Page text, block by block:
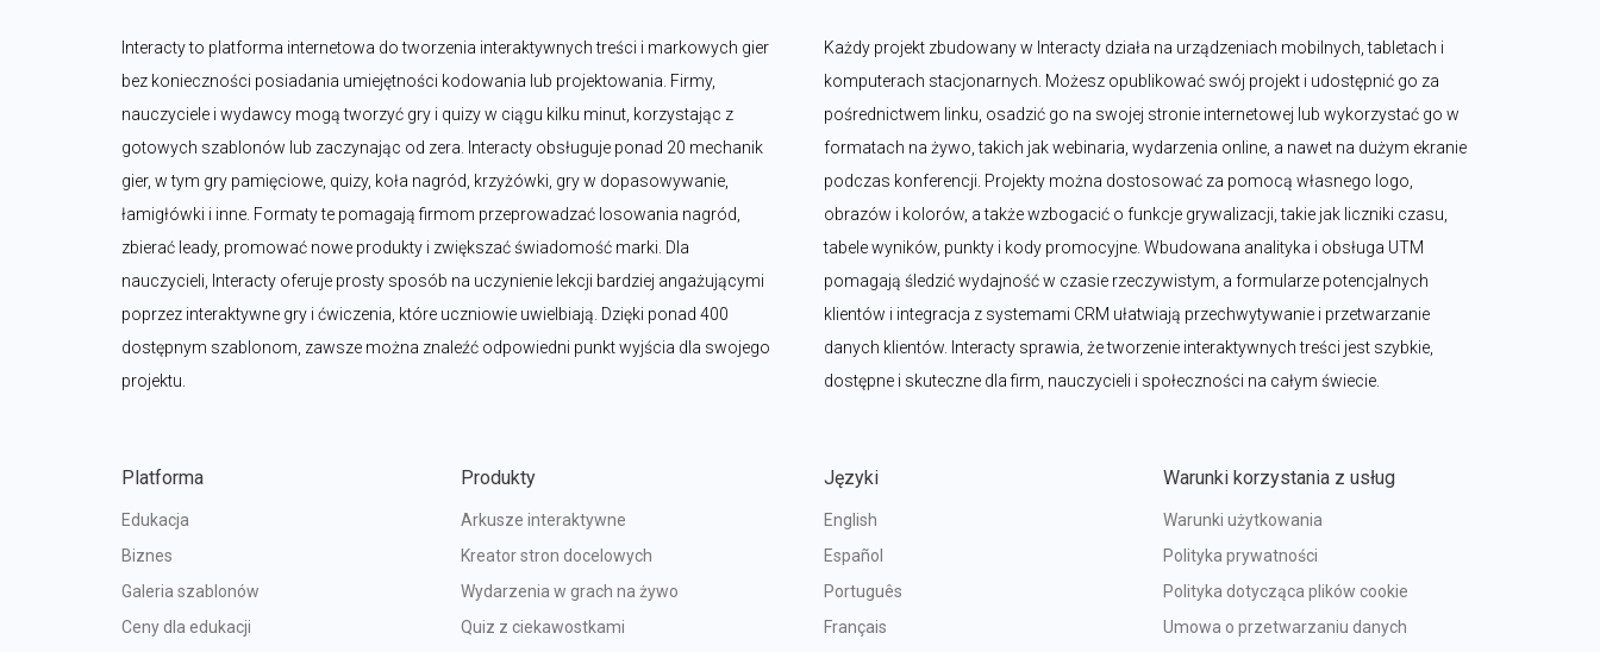
Interacty to platforma internetowa do tworzenia interaktywnych treści i markowych gier
bez konieczności posiadania umiejętności kodowania lub projektowania. Firmy,
nauczyciele i wydawcy mogą tworzyć gry i quizy w ciągu kilku minut, korzystając z
gotowych szablonów lub zaczynając od zera. Interacty obsługuje ponad 20 mechanik
gier, w tym gry pamięciowe, quizy, koła nagród, krzyżówki, gry w dopasowywanie,
łamigłówki i inne. Formaty te pomagają firmom przeprowadzać losowania nagród,
zbierać leady, promować nowe produkty i zwiększać świadomość marki. Dla
nauczycieli, Interacty oferuje prosty sposób na uczynienie lekcji bardziej angażującymi
poprzez interaktywne gry i ćwiczenia, które uczniowie uwielbiają. Dzięki ponad 400
dostępnym szablonom, zawsze można znaleźć odpowiedni punkt wyjścia dla swojego
projektu.
Każdy projekt zbudowany w Interacty działa na urządzeniach mobilnych, tabletach i
komputerach stacjonarnych. Możesz opublikować swój projekt i udostępnić go za
pośrednictwem linku, osadzić go na swojej stronie internetowej lub wykorzystać go w
formatach na żywo, takich jak webinaria, wydarzenia online, a nawet na dużym ekranie
podczas konferencji. Projekty można dostosować za pomocą własnego logo,
obrazów i kolorów, a także wzbogacić o funkcje grywalizacji, takie jak liczniki czasu,
tabele wyników, punkty i kody promocyjne. Wbudowana analityka i obsługa UTM
pomagają śledzić wydajność w czasie rzeczywistym, a formularze potencjalnych
klientów i integracja z systemami CRM ułatwiają przechwytywanie i przetwarzanie
danych klientów. Interacty sprawia, że tworzenie interaktywnych treści jest szybkie,
dostępne i skuteczne dla firm, nauczycieli i społeczności na całym świecie.
Platforma
Edukacja
Biznes
Galeria szablonów
Ceny dla edukacji
Produkty
Arkusze interaktywne
Kreator stron docelowych
Wydarzenia w grach na żywo
Quiz z ciekawostkami
Języki
English
Español
Português
Français
Warunki korzystania z usług
Warunki użytkowania
Polityka prywatności
Polityka dotycząca plików cookie
Umowa o przetwarzaniu danych